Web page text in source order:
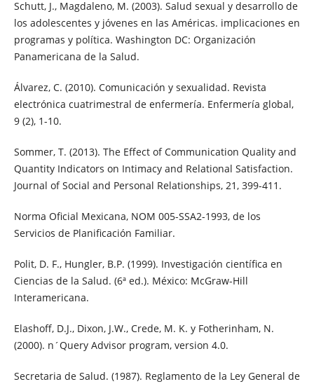
Schutt, J., Magdaleno, M. (2003). Salud sexual y desarrollo de
los adolescentes y jóvenes en las Américas. implicaciones en
programas y política. Washington DC: Organización
Panamericana de la Salud.
Álvarez, C. (2010). Comunicación y sexualidad. Revista
electrónica cuatrimestral de enfermería. Enfermería global,
9 (2), 1-10.
Sommer, T. (2013). The Effect of Communication Quality and
Quantity Indicators on Intimacy and Relational Satisfaction.
Journal of Social and Personal Relationships, 21, 399-411.
Norma Oficial Mexicana, NOM 005-SSA2-1993, de los
Servicios de Planificación Familiar.
Polit, D. F., Hungler, B.P. (1999). Investigación científica en
Ciencias de la Salud. (6ª ed.). México: McGraw-Hill
Interamericana.
Elashoff, D.J., Dixon, J.W., Crede, M. K. y Fotherinham, N.
(2000). n´Query Advisor program, version 4.0.
Secretaria de Salud. (1987). Reglamento de la Ley General de